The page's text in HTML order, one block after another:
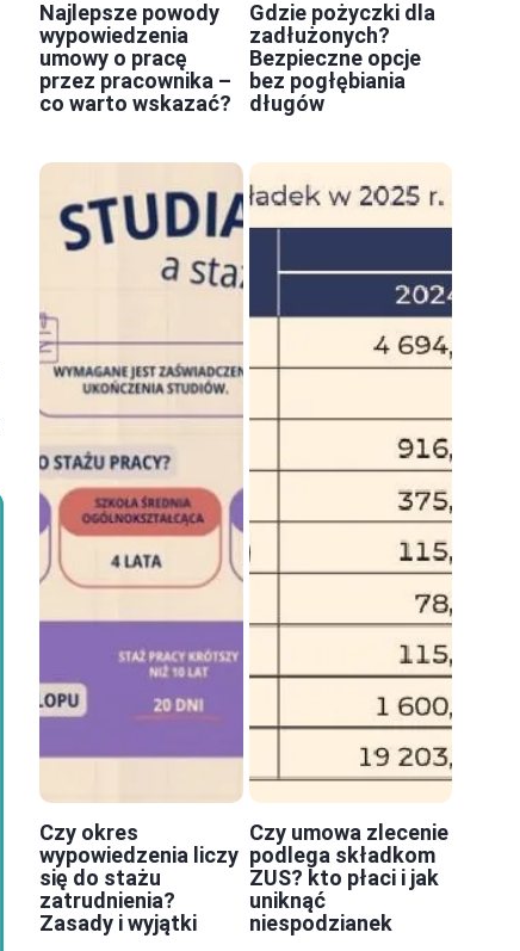
Najlepsze powody
wypowiedzenia
umowy o pracę
przez pracownika –
co warto wskazać?
Gdzie pożyczki dla
zadłużonych?
Bezpieczne opcje
bez pogłębiania
długów
Czy okres
wypowiedzenia liczy
się do stażu
zatrudnienia?
Zasady i wyjątki
Czy umowa zlecenie
podlega składkom
ZUS? kto płaci i jak
uniknąć
niespodzianek